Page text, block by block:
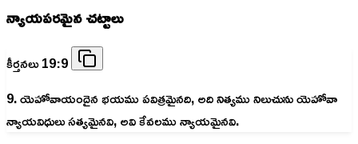
న్యాయపరమైన చట్టాలు
కీర్తనలు 19:9
9. యెహోవాయందైన భయము పవిత్రమైనది, అది నిత్యము నిలుచును యెహోవా
న్యాయవిధులు సత్యమైనవి, అవి కేవలము న్యాయమైనవి.